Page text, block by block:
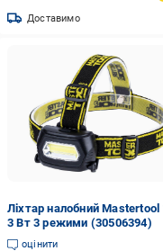
Доставимо
Ліхтар налобний Mastertool
3 Вт 3 режими (30506394)
оцінити